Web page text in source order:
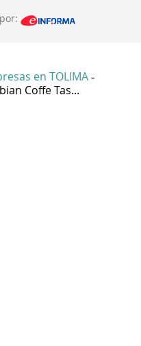
en TOLIMA -
Coffe Tas...